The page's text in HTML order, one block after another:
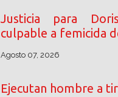
Justicia para
culpable a femicida
Agosto 07, 2026
Ejecutan hombre a